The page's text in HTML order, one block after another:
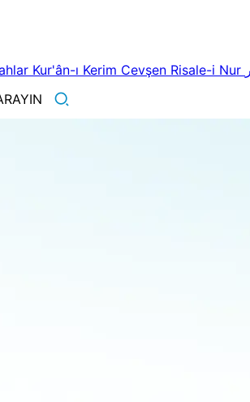
Kur'ân-ı Kerim Cevşen Risale-i Nur